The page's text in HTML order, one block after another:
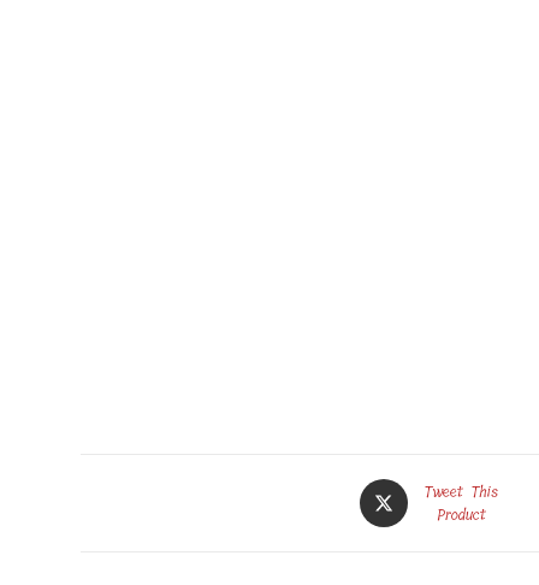
Opens
in
Tweet This
Product